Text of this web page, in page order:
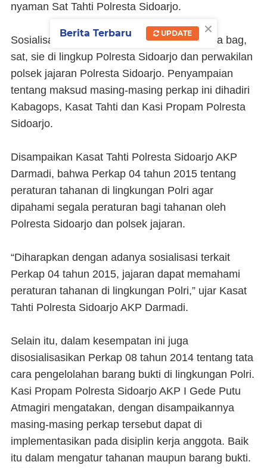
nyaman Sat Tahti Polresta Sidoarjo.
Sosialisasi perkap tersebut ditujukan kepada bag,
sat, sie di lingkup Polresta Sidoarjo dan perwakilan
polsek jajaran Polresta Sidoarjo. Penyampaian
tentang maksud masing-masing perkap ini dihadiri
Kabagops, Kasat Tahti dan Kasi Propam Polresta
Sidoarjo.
Disampaikan Kasat Tahti Polresta Sidoarjo AKP
Darmadi, bahwa Perkap 04 tahun 2015 tentang
peraturan tahanan di lingkungan Polri agar
dipahami segala peraturan bagi tahanan oleh
Polresta Sidoarjo dan polsek jajaran.
“Diharapkan dengan adanya sosialisasi terkait
Perkap 04 tahun 2015, jajaran dapat memahami
peraturan tahanan di lingkungan Polri,” ujar Kasat
Tahti Polresta Sidoarjo AKP Darmadi.
Selain itu, dalam kesempatan ini juga
disosialisasikan Perkap 08 tahun 2014 tentang tata
cara pengelolahan barang bukti di lingkungan Polri.
Kasi Propam Polresta Sidoarjo AKP I Gede Putu
Atmagiri mengatakan, dengan disampaikannya
masing-masing perkap tersebut dapat di
implementasikan pada disiplin kerja anggota. Baik
itu dalam mengatur tahanan maupun barang bukti.
×
Berita Terbaru UPDATE